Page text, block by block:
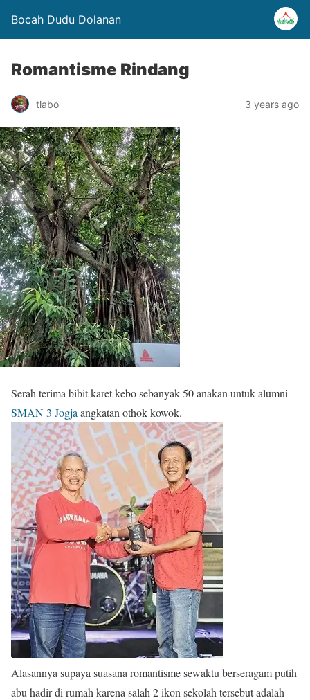
Bocah Dudu Dolanan
Romantisme Rindang
tlabo 3 years ago
Serah terima bibit karet kebo sebanyak 50 anakan untuk alumni
SMAN 3 Jogja angkatan othok kowok.
Alasannya supaya suasana romantisme sewaktu berseragam putih
abu hadir di rumah karena salah 2 ikon sekolah tersebut adalah